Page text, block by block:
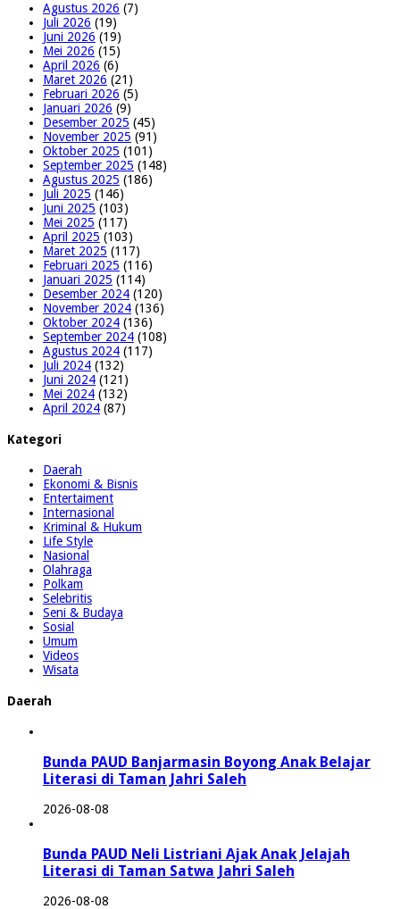
Agustus 2026 (7)
Juli 2026 (19)
Juni 2026 (19)
Mei 2026 (15)
April 2026 (6)
Maret 2026 (21)
Februari 2026 (5)
Januari 2026 (9)
Desember 2025 (45)
November 2025 (91)
Oktober 2025 (101)
September 2025 (148)
Agustus 2025 (186)
Juli 2025 (146)
Juni 2025 (103)
Mei 2025 (117)
April 2025 (103)
Maret 2025 (117)
Februari 2025 (116)
Januari 2025 (114)
Desember 2024 (120)
November 2024 (136)
Oktober 2024 (136)
September 2024 (108)
Agustus 2024 (117)
Juli 2024 (132)
Juni 2024 (121)
Mei 2024 (132)
April 2024 (87)
Kategori
Daerah
Ekonomi & Bisnis
Entertaiment
Internasional
Kriminal & Hukum
Life Style
Nasional
Olahraga
Polkam
Selebritis
Seni & Budaya
Sosial
Umum
Videos
Wisata
Daerah
Bunda PAUD Banjarmasin Boyong Anak Belajar
Literasi di Taman Jahri Saleh
2026-08-08
Bunda PAUD Neli Listriani Ajak Anak Jelajah
Literasi di Taman Satwa Jahri Saleh
2026-08-08